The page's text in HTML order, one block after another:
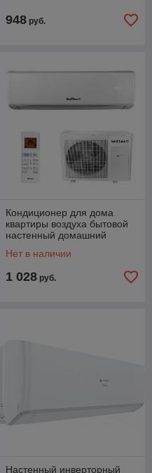
948 руб.
Кондиционер для дома
квартиры воздуха бытовой
настенный домашний
NEOCLIMA NS/NU-HAX09R
Нет в наличии
1 028 руб.
Настенный инверторный